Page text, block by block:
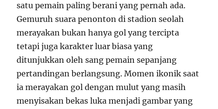
satu pemain paling berani yang pernah ada.
Gemuruh suara penonton di stadion seolah
merayakan bukan hanya gol yang tercipta
tetapi juga karakter luar biasa yang
ditunjukkan oleh sang pemain sepanjang
pertandingan berlangsung. Momen ikonik saat
ia merayakan gol dengan mulut yang masih
menyisakan bekas luka menjadi gambar yang